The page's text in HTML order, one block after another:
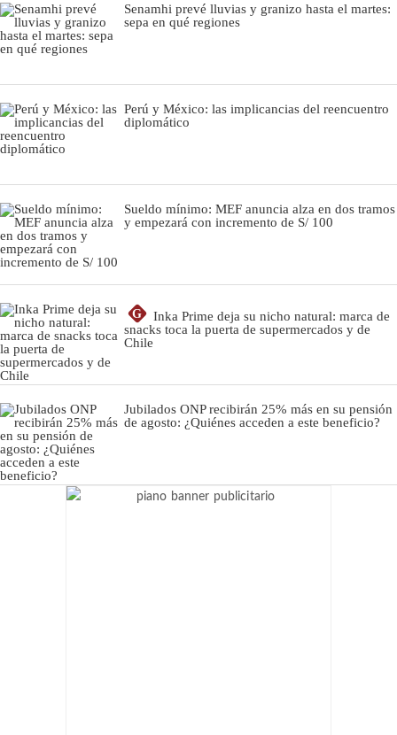
Senamhi prevé lluvias y granizo hasta el martes:
sepa en qué regiones
Perú y México: las implicancias del reencuentro
diplomático
Sueldo mínimo: MEF anuncia alza en dos tramos
y empezará con incremento de S/ 100
G
Inka Prime deja su nicho natural: marca de
snacks toca la puerta de supermercados y de
Chile
Jubilados ONP recibirán 25% más en su pensión
de agosto: ¿Quiénes acceden a este beneficio?